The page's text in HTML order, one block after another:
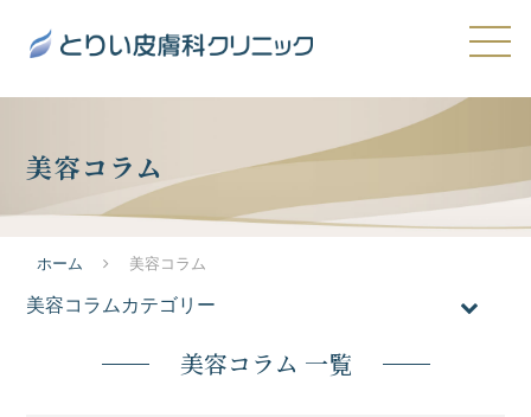
美容コラム
ホーム 美容コラム
美容コラムカテゴリー
おすすめ施術
美容コラム 一覧